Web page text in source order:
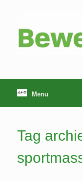
Menu
Tag